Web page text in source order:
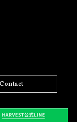
Contact